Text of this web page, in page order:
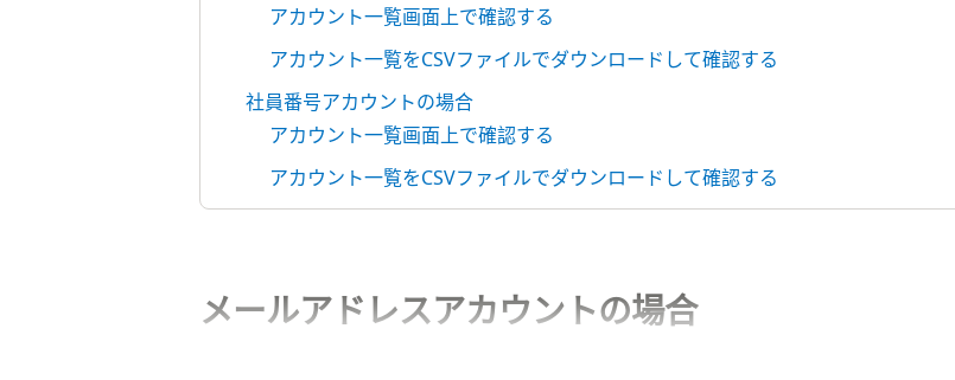
アカウント一覧画面上で確認する
アカウント一覧をCSVファイルでダウンロードして確認する
社員番号アカウントの場合
アカウント一覧画面上で確認する
アカウント一覧をCSVファイルでダウンロードして確認する
メールアドレスアカウントの場合